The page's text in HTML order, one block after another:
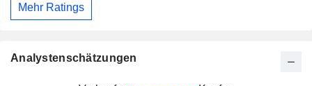
Mehr Ratings
Analystenschätzungen